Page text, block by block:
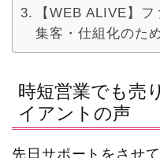
【WEB ALIVE】
集客・仕組化のた
時短営業でも売
イアントの声
先日サポートをさせ